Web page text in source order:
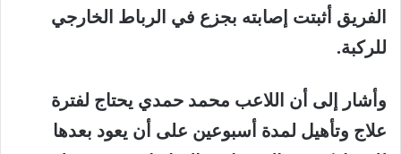
الفريق أثبتت إصابته بجزع في الرباط الخارجي
للركبة.
وأشار إلى أن اللاعب محمد حمدي يحتاج لفترة
علاج وتأهيل لمدة أسبوعين على أن يعود بعدها